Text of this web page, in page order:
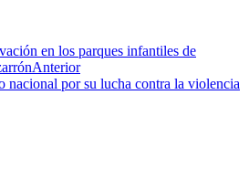
en los parques infantiles de
Anterior
nacional por su lucha contra la violencia